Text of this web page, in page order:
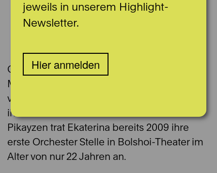
Geboren im Jahr 1987 in einer
Musikerfamilie, begann Ekaterina im Alter
von 4 Jahren Geige zu spielen. Während
ihres Studiums in Moskau bei Prof. Viktor
Pikayzen trat Ekaterina bereits 2009 ihre
erste Orchester Stelle in Bolshoi-Theater im
Alter von nur 22 Jahren an.
jeweils in unserem Highlight-
Newsletter.
Hier anmelden